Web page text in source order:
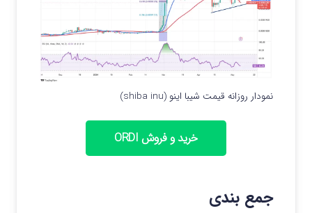
نمودار روزانه قیمت شیبا اینو (shiba inu)
خرید و فروش ORDI
جمع بندی